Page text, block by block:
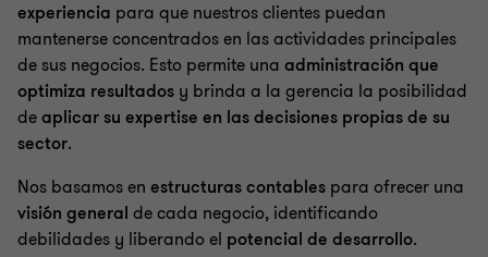
experiencia para que nuestros clientes puedan
mantenerse concentrados en las actividades principales
de sus negocios. Esto permite una administración que
optimiza resultados y brinda a la gerencia la posibilidad
deaplicar su expertise en las decisiones propias de su
sector.
Nos basamos en estructuras contables para ofrecer una
visión general de cada negocio, identificando
debilidades y liberando el potencial de desarrollo.